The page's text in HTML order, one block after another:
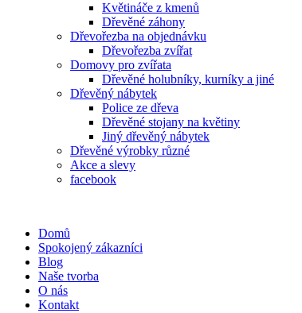
Květináče z kmenů
Dřevěné záhony
Dřevořezba na objednávku
Dřevořezba zvířat
Domovy pro zvířata
Dřevěné holubníky, kurníky a jiné
Dřevěný nábytek
Police ze dřeva
Dřevěné stojany na květiny
Jiný dřevěný nábytek
Dřevěné výrobky různé
Akce a slevy
facebook
Domů
Spokojený zákazníci
Blog
Naše tvorba
O nás
Kontakt